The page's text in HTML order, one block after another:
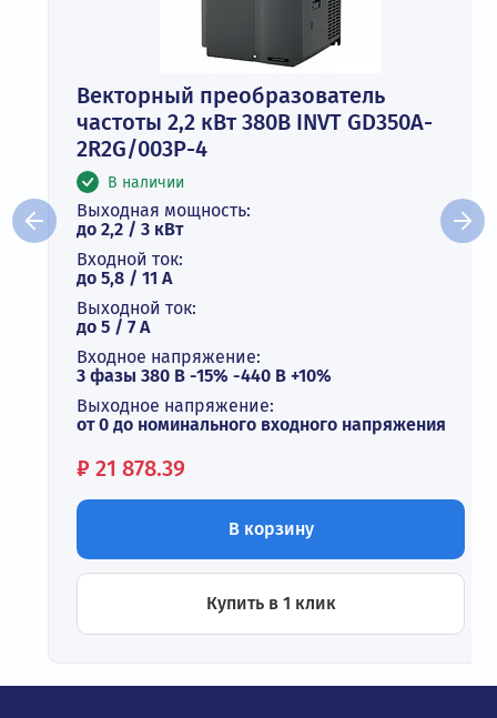
Векторный преобразователь
частоты 2,2 кВт 380В INVT GD350A-
2R2G/003P-4
В наличии
Выходная мощность:
до 2,2 / 3 кВт
Входной ток:
до 5,8 / 11 А
Выходной ток:
до 5 / 7 A
Входное напряжение:
3 фазы 380 В -15% -440 В +10%
Выходное напряжение:
от 0 до номинального входного напряжения
Цена:
₽ 21 878.39
В корзину
Купить в 1 клик